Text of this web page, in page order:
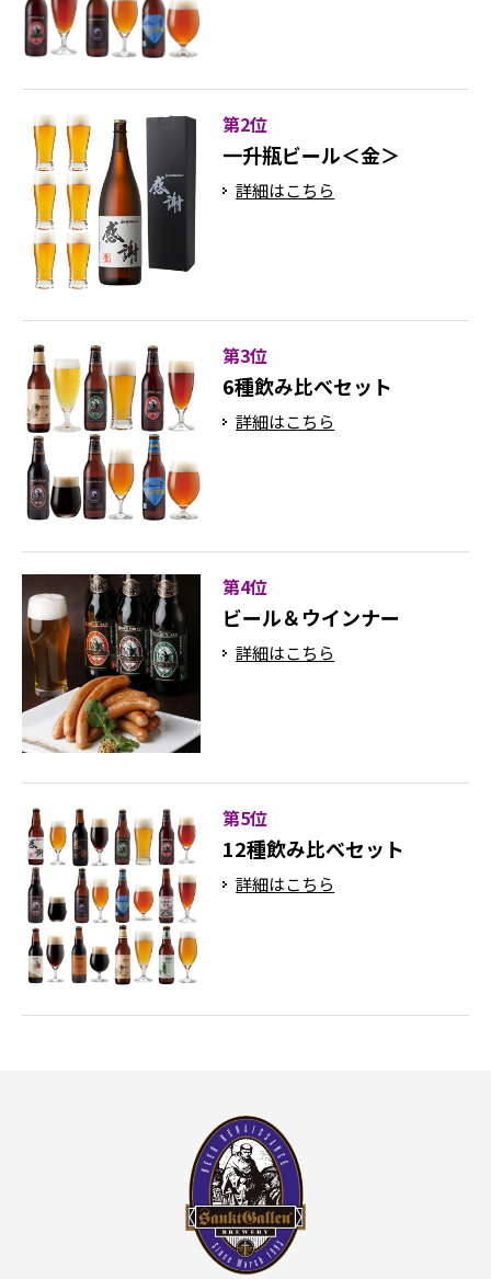
第2位
一升瓶ビール＜金＞
詳細はこちら
第3位
6種飲み比べセット
詳細はこちら
第4位
ビール＆ウインナー
詳細はこちら
第5位
12種飲み比べセット
詳細はこちら